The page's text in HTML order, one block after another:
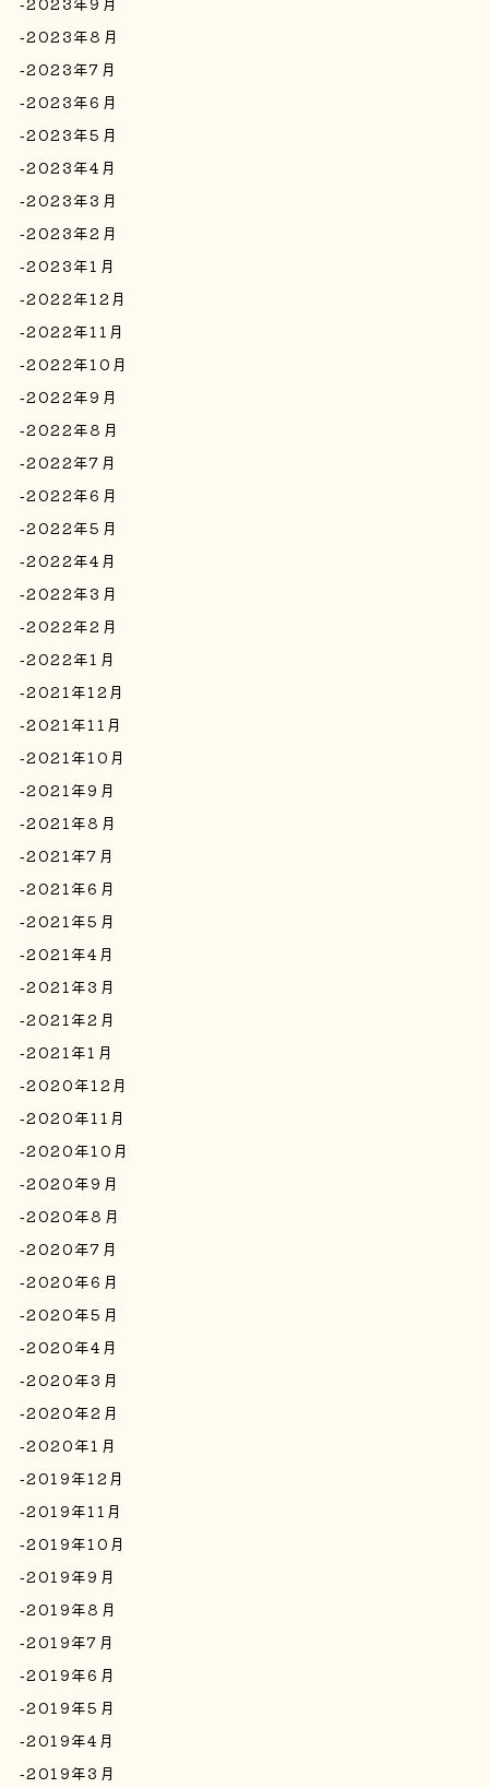
2023年8月
2023年7月
2023年6月
2023年5月
2023年4月
2023年3月
2023年2月
2023年1月
2022年12月
2022年11月
2022年10月
2022年9月
2022年8月
2022年7月
2022年6月
2022年5月
2022年4月
2022年3月
2022年2月
2022年1月
2021年12月
2021年11月
2021年10月
2021年9月
2021年8月
2021年7月
2021年6月
2021年5月
2021年4月
2021年3月
2021年2月
2021年1月
2020年12月
2020年11月
2020年10月
2020年9月
2020年8月
2020年7月
2020年6月
2020年5月
2020年4月
2020年3月
2020年2月
2020年1月
2019年12月
2019年11月
2019年10月
2019年9月
2019年8月
2019年7月
2019年6月
2019年5月
2019年4月
2019年3月